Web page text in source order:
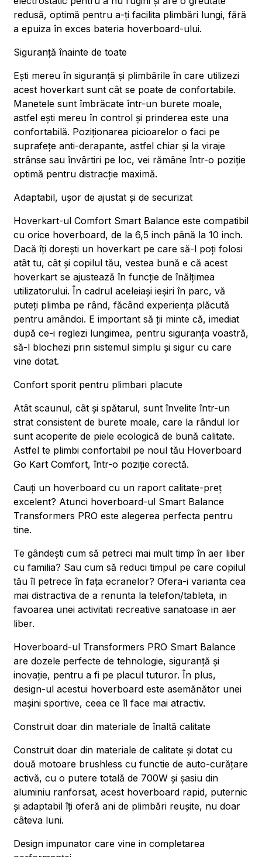
redusă, optimă pentru a-ți facilita plimbări lungi, fără
a epuiza în exces bateria hoverboard-ului.
Siguranță înainte de toate
Ești mereu în siguranță și plimbările în care utilizezi
acest hoverkart sunt cât se poate de confortabile.
Manetele sunt îmbrăcate într-un burete moale,
astfel ești mereu în control și prinderea este una
confortabilă. Poziționarea picioarelor o faci pe
suprafețe anti-derapante, astfel chiar și la viraje
strânse sau învârtiri pe loc, vei rămâne într-o poziție
optimă pentru distracție maximă.
Adaptabil, ușor de ajustat și de securizat
Hoverkart-ul Comfort Smart Balance este compatibil
cu orice hoverboard, de la 6,5 inch până la 10 inch.
Dacă îți dorești un hoverkart pe care să-l poți folosi
atât tu, cât și copilul tău, vestea bună e că acest
hoverkart se ajustează în funcție de înălțimea
utilizatorului. În cadrul aceleiași ieșiri în parc, vă
puteți plimba pe rând, făcând experiența plăcută
pentru amândoi. E important să ții minte că, imediat
după ce-i reglezi lungimea, pentru siguranța voastră,
să-l blochezi prin sistemul simplu și sigur cu care
vine dotat.
Confort sporit pentru plimbari placute
Atât scaunul, cât și spătarul, sunt învelite într-un
strat consistent de burete moale, care la rândul lor
sunt acoperite de piele ecologică de bună calitate.
Astfel te plimbi confortabil pe noul tău Hoverboard
Go Kart Comfort, într-o poziție corectă.
Cauți un hoverboard cu un raport calitate-preț
excelent? Atunci hoverboard-ul Smart Balance
Transformers PRO este alegerea perfecta pentru
tine.
Te gândești cum să petreci mai mult timp în aer liber
cu familia? Sau cum să reduci timpul pe care copilul
tău îl petrece în fața ecranelor? Ofera-i varianta cea
mai distractiva de a renunta la telefon/tableta, in
favoarea unei activitati recreative sanatoase in aer
liber.
Hoverboard-ul Transformers PRO Smart Balance
are dozele perfecte de tehnologie, siguranță și
inovație, pentru a fi pe placul tuturor. În plus,
design-ul acestui hoverboard este asemănător unei
mașini sportive, ceea ce îl face mai atractiv.
Construit doar din materiale de înaltă calitate
Construit doar din materiale de calitate și dotat cu
două motoare brushless cu functie de auto-curățare
activă, cu o putere totală de 700W și șasiu din
aluminiu ranforsat, acest hoverboard rapid, puternic
și adaptabil îți oferă ani de plimbări reușite, nu doar
câteva luni.
Design impunator care vine in completarea